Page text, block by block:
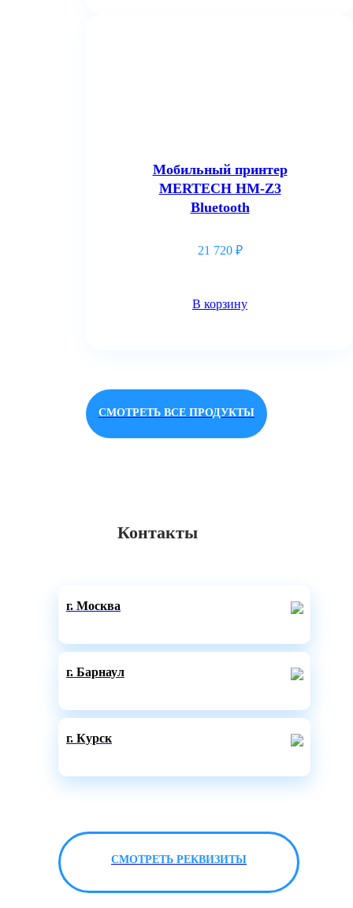
Мобильный принтер
MERTECH HM-Z3
Bluetooth
21 720 ₽
В корзину
СМОТРЕТЬ ВСЕ ПРОДУКТЫ
Контакты
г. Москва
г. Барнаул
г. Курск
СМОТРЕТЬ РЕКВИЗИТЫ